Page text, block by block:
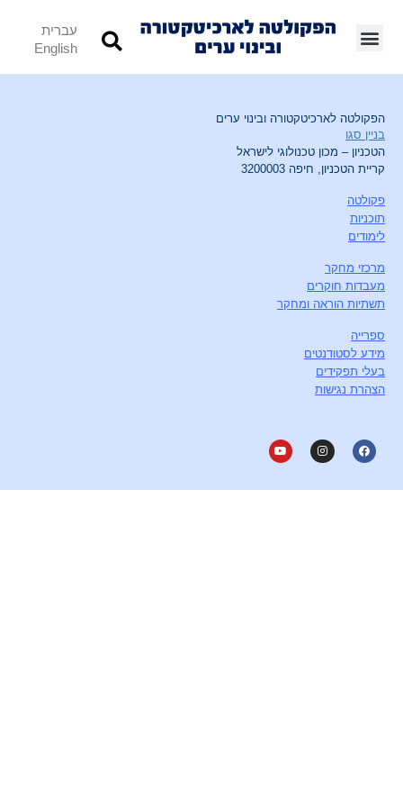
עברית
English
הפקולטה לארכיטקטורה ובינוי ערים
בניין סגו
הטכניון – מכון טכנולוגי לישראל
קריית הטכניון, חיפה 3200003
פקולטה
תוכניות
לימודים
מרכזי מחקר
מעבדות חוקרים
תשתיות הוראה ומחקר
ספרייה
מידע לסטודנטים
בעלי תפקידים
הצהרת נגישות